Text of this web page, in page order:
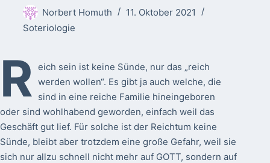
Norbert Homuth
11. Oktober 2021
Soteriologie
R eich sein ist keine Sünde, nur das „reich
werden wollen“. Es gibt ja auch welche, die
sind in eine reiche Familie hineingeboren
oder sind wohlhabend geworden, einfach weil das
Geschäft gut lief. Für solche ist der Reichtum keine
Sünde, bleibt aber trotzdem eine große Gefahr, weil sie
sich nur allzu schnell nicht mehr auf GOTT, sondern auf